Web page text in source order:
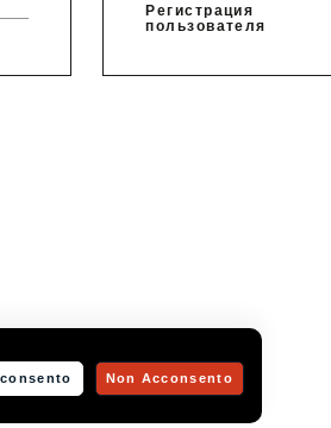
Регистрация
пользователя
Non Acconsento